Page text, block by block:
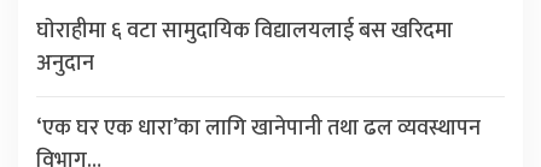
घाेराहीमा ६ वटा सामुदायिक विद्यालयलाई बस खरिदमा
अनुदान
‘एक घर एक धारा’का लागि खानेपानी तथा ढल व्यवस्थापन